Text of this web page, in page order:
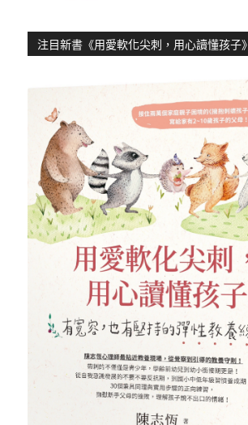
注目新書《用愛軟化尖刺，用心讀懂孩子》